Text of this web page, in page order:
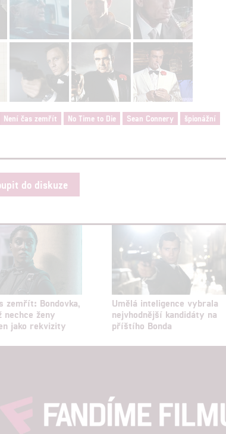
Není čas zemřít No Time to Die Sean Connery špionážní
do diskuze
zemřít: Bondovka,
nechce ženy
jako rekvizity
Umělá inteligence vybrala
nejvhodnější kandidáty na
příštího Bonda